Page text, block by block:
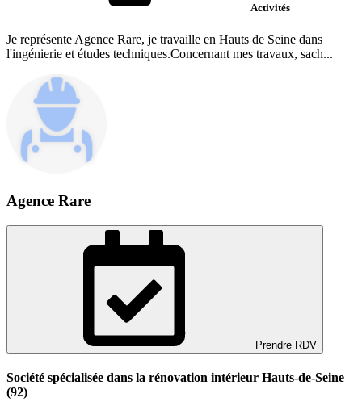
Activités
Je représente Agence Rare, je travaille en Hauts de Seine dans
l'ingénierie et études techniques.Concernant mes travaux, sach...
Agence Rare
Prendre RDV
Société spécialisée dans la rénovation intérieur Hauts-de-Seine
(92)